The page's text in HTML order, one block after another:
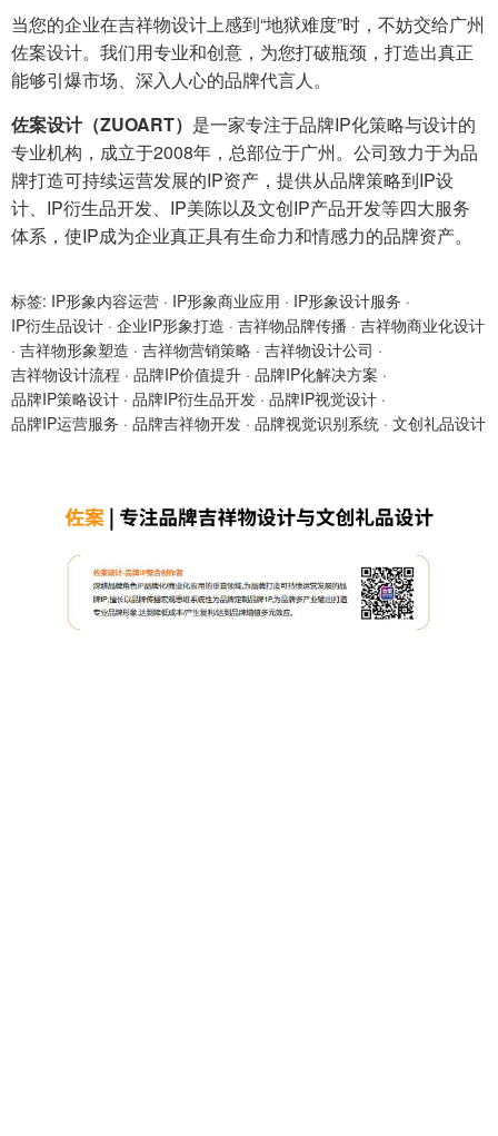
当您的企业在吉祥物设计上感到“地狱难度”时，不妨交给广州
佐案设计。我们用专业和创意，为您打破瓶颈，打造出真正
能够引爆市场、深入人心的品牌代言人。
佐案设计（ZUOART） 是一家专注于品牌IP化策略与设计的
专业机构，成立于2008年，总部位于广州。公司致力于为品
牌打造可持续运营发展的IP资产，提供从品牌策略到IP设
计、IP衍生品开发、IP美陈以及文创IP产品开发等四大服务
体系，使IP成为企业真正具有生命力和情感力的品牌资产。
标签: IP形象内容运营 · IP形象商业应用 · IP形象设计服务 ·
IP衍生品设计 · 企业IP形象打造 · 吉祥物品牌传播 · 吉祥物商业化设计
· 吉祥物形象塑造 · 吉祥物营销策略 · 吉祥物设计公司 ·
吉祥物设计流程 · 品牌IP价值提升 · 品牌IP化解决方案 ·
品牌IP策略设计 · 品牌IP衍生品开发 · 品牌IP视觉设计 ·
品牌IP运营服务 · 品牌吉祥物开发 · 品牌视觉识别系统 · 文创礼品设计